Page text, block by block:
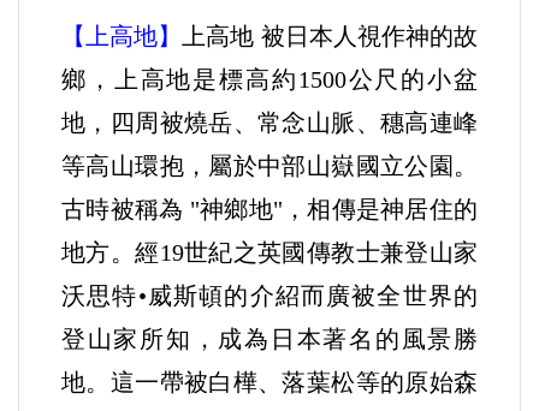
【上高地】上高地 被日本人視作神的故
鄉，上高地是標高約1500公尺的小盆
地，四周被燒岳、常念山脈、穗高連峰
等高山環抱，屬於中部山嶽國立公園。
古時被稱為 "神鄉地"，相傳是神居住的
地方。經19世紀之英國傳教士兼登山家
沃思特•威斯頓的介紹而廣被全世界的
登山家所知，成為日本著名的風景勝
地。這一帶被白樺、落葉松等的原始森